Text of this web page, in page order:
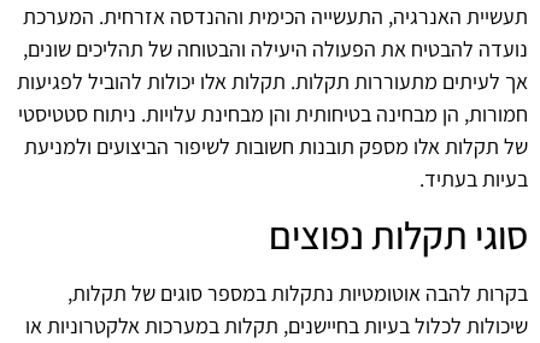
תעשיית האנרגיה, התעשייה הכימית וההנדסה אזרחית. המערכת
נועדה להבטיח את הפעולה היעילה והבטוחה של תהליכים שונים,
אך לעיתים מתעוררות תקלות. תקלות אלו יכולות להוביל לפגיעות
חמורות, הן מבחינה בטיחותית והן מבחינת עלויות. ניתוח סטטיסטי
של תקלות אלו מספק תובנות חשובות לשיפור הביצועים ולמניעת
בעיות בעתיד.
סוגי תקלות נפוצים
בקרות להבה אוטומטיות נתקלות במספר סוגים של תקלות,
שיכולות לכלול בעיות בחיישנים, תקלות במערכות אלקטרוניות או